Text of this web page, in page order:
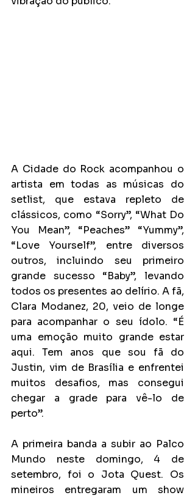
A Cidade do Rock acompanhou o
artista em todas as músicas do
setlist, que estava repleto de
clássicos, como “Sorry”, “What Do
You Mean”, “Peaches” “Yummy”,
“Love Yourself”, entre diversos
outros, incluindo seu primeiro
grande sucesso “Baby”, levando
todos os presentes ao delírio. A fã,
Clara Modanez, 20, veio de longe
para acompanhar o seu ídolo. “É
uma emoção muito grande estar
aqui. Tem anos que sou fã do
Justin, vim de Brasília e enfrentei
muitos desafios, mas consegui
chegar a grade para vê-lo de
perto”.
A primeira banda a subir ao Palco
Mundo neste domingo, 4 de
setembro, foi o Jota Quest. Os
mineiros entregaram um show